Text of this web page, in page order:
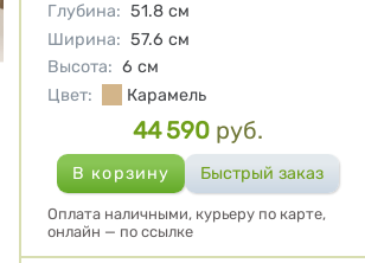
Глубина: 51.8 см
Ширина: 57.6 см
Высота: 6 см
Цвет:
Карамель
Цена
44 590 руб.
Оплата наличными, курьеру по карте,
онлайн — по ссылке